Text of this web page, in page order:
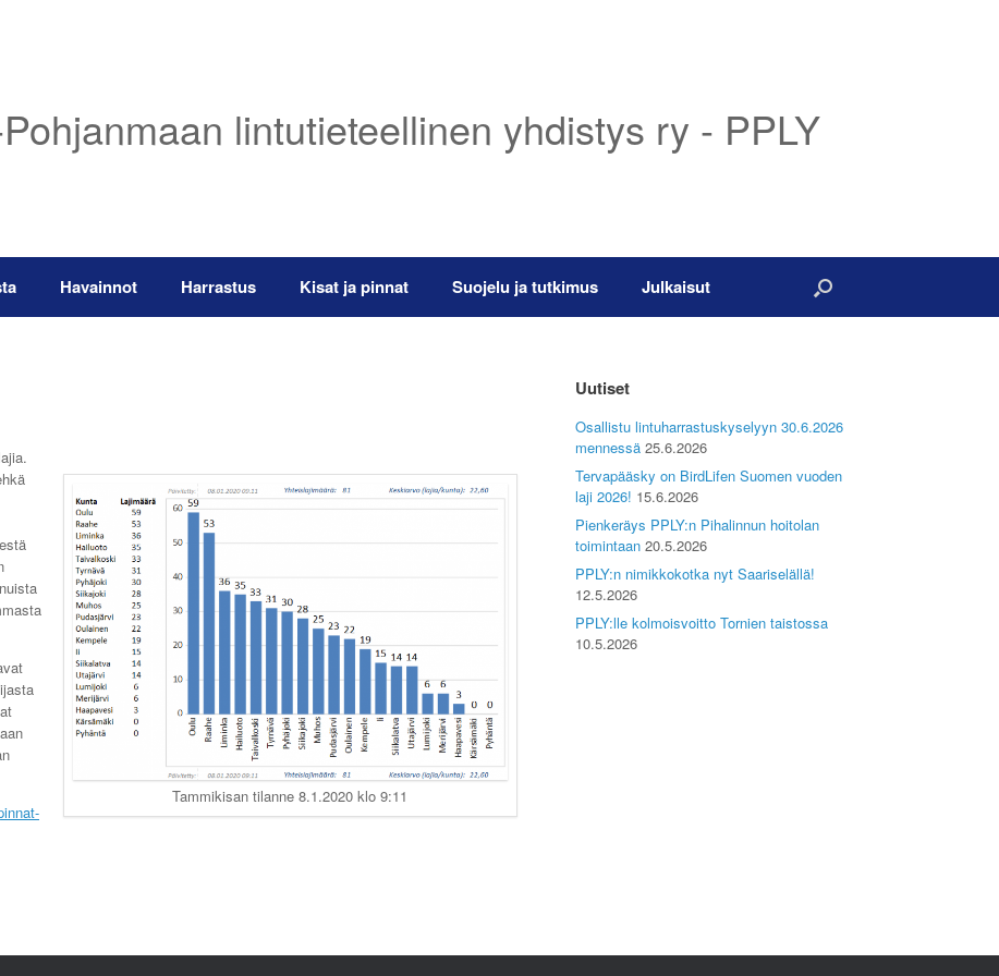
lintutieteellinen yhdistys ry - PPLY
Havainnot Harrastus Kisat ja pinnat Suojelu ja tutkimus Julkaisut
Tammikisan tilanne 8.1.2020 klo 9:11
Uutiset
Osallistu lintuharrastuskyselyyn 30.6.2026
mennessä 25.6.2026
Tervapääsky on BirdLifen Suomen vuoden
laji 2026! 15.6.2026
Pienkeräys PPLY:n Pihalinnun hoitolan
toimintaan 20.5.2026
PPLY:n nimikkokotka nyt Saariselällä!
12.5.2026
PPLY:lle kolmoisvoitto Tornien taistossa
10.5.2026